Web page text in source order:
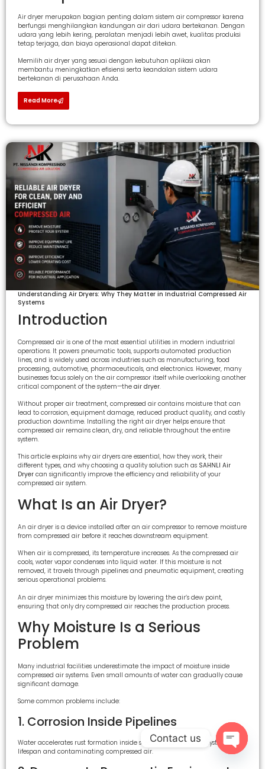
Air dryer merupakan bagian penting dalam sistem air compressor karena
berfungsi menghilangkan kandungan air dari udara bertekanan. Dengan
udara yang lebih kering, peralatan menjadi lebih awet, kualitas produksi
tetap terjaga, dan biaya operasional dapat ditekan.
Memilih air dryer yang sesuai dengan kebutuhan aplikasi akan
membantu meningkatkan efisiensi serta keandalan sistem udara
bertekanan di perusahaan Anda.
Read More
Understanding Air Dryers: Why They Matter in Industrial Compressed Air
Systems
Introduction
Compressed air is one of the most essential utilities in modern industrial
operations. It powers pneumatic tools, supports automated production
lines, and is widely used across industries such as manufacturing, food
processing, automotive, pharmaceuticals, and electronics. However, many
businesses focus solely on the air compressor itself while overlooking another
critical component of the system—the air dryer.
Without proper air treatment, compressed air contains moisture that can
lead to corrosion, equipment damage, reduced product quality, and costly
production downtime. Installing the right air dryer helps ensure that
compressed air remains clean, dry, and reliable throughout the entire
system.
This article explains why air dryers are essential, how they work, their
different types, and why choosing a quality solution such as SAHNLI Air
Dryer can significantly improve the efficiency and reliability of your
compressed air system.
What Is an Air Dryer?
An air dryer is a device installed after an air compressor to remove moisture
from compressed air before it reaches downstream equipment.
When air is compressed, its temperature increases. As the compressed air
cools, water vapor condenses into liquid water. If this moisture is not
removed, it travels through pipelines and pneumatic equipment, creating
serious operational problems.
An air dryer minimizes this moisture by lowering the air’s dew point,
ensuring that only dry compressed air reaches the production process.
Why Moisture Is a Serious
Problem
Many industrial facilities underestimate the impact of moisture inside
compressed air systems. Even small amounts of water can gradually cause
significant damage.
Some common problems include:
1. Corrosion Inside Pipelines
Water accelerates rust formation inside steel piping, reducing system
lifespan and contaminating compressed air.
Contact us